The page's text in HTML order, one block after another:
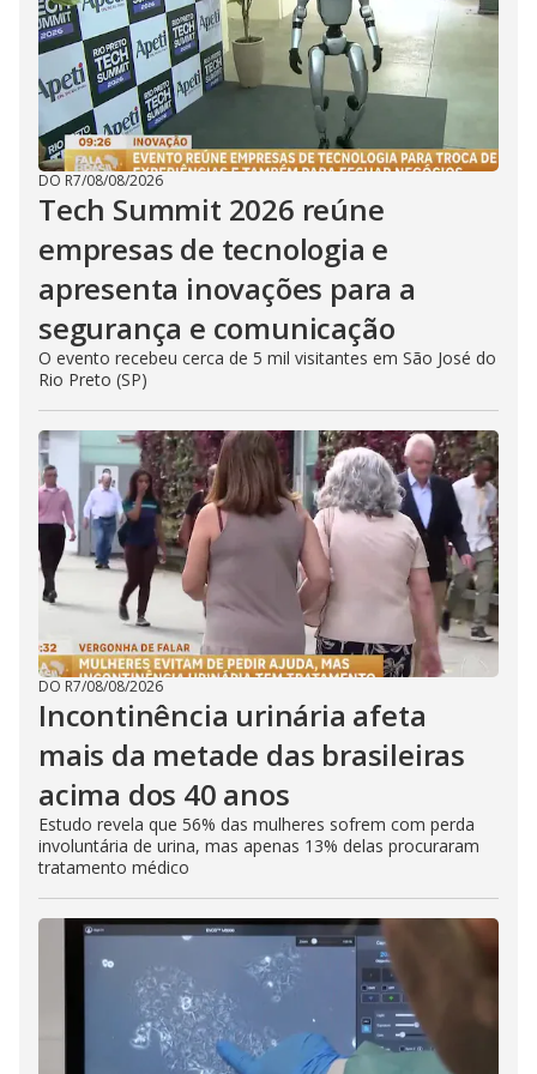
DO R7/08/08/2026
Tech Summit 2026 reúne
empresas de tecnologia e
apresenta inovações para a
segurança e comunicação
O evento recebeu cerca de 5 mil visitantes em São José do
Rio Preto (SP)
DO R7/08/08/2026
Incontinência urinária afeta
mais da metade das brasileiras
acima dos 40 anos
Estudo revela que 56% das mulheres sofrem com perda
involuntária de urina, mas apenas 13% delas procuraram
tratamento médico